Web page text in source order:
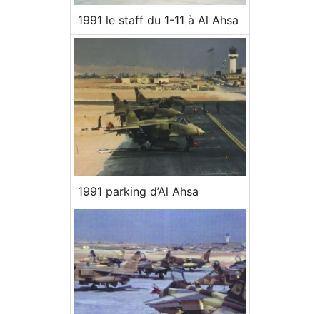
1991 le staff du 1-11 à Al Ahsa
1991 parking d’Al Ahsa